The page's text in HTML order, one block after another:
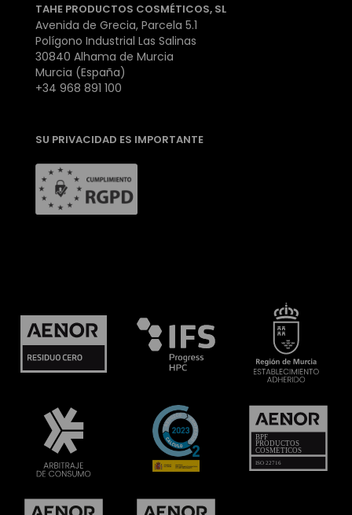
TAHE PRODUCTOS COSMÉTICOS, SL
Avenida de Grecia, Parcela 5.1
Polígono Industrial Las Salinas
30840 Alhama de Murcia
Murcia (España)
+34 968 891 100
SU PRIVACIDAD ES IMPORTANTE